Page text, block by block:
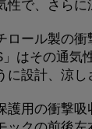
性で、さらに
ロール製の
はその通気
に設計、涼し
護用の衝撃